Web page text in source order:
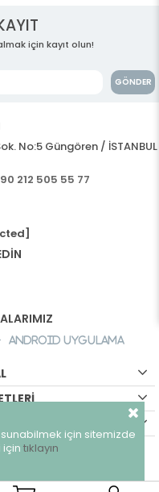
için kayıt olun!
GÖNDER
No:5 Güngören / İSTANBUL
212 505 55 77
Android Uygulama
saklıdır.
için sitemizde
için tıklayın